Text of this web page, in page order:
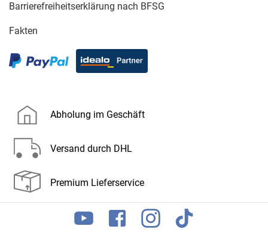
Barrierefreiheitserklärung nach BFSG
Fakten
Abholung im Geschäft
Versand durch DHL
Premium Lieferservice